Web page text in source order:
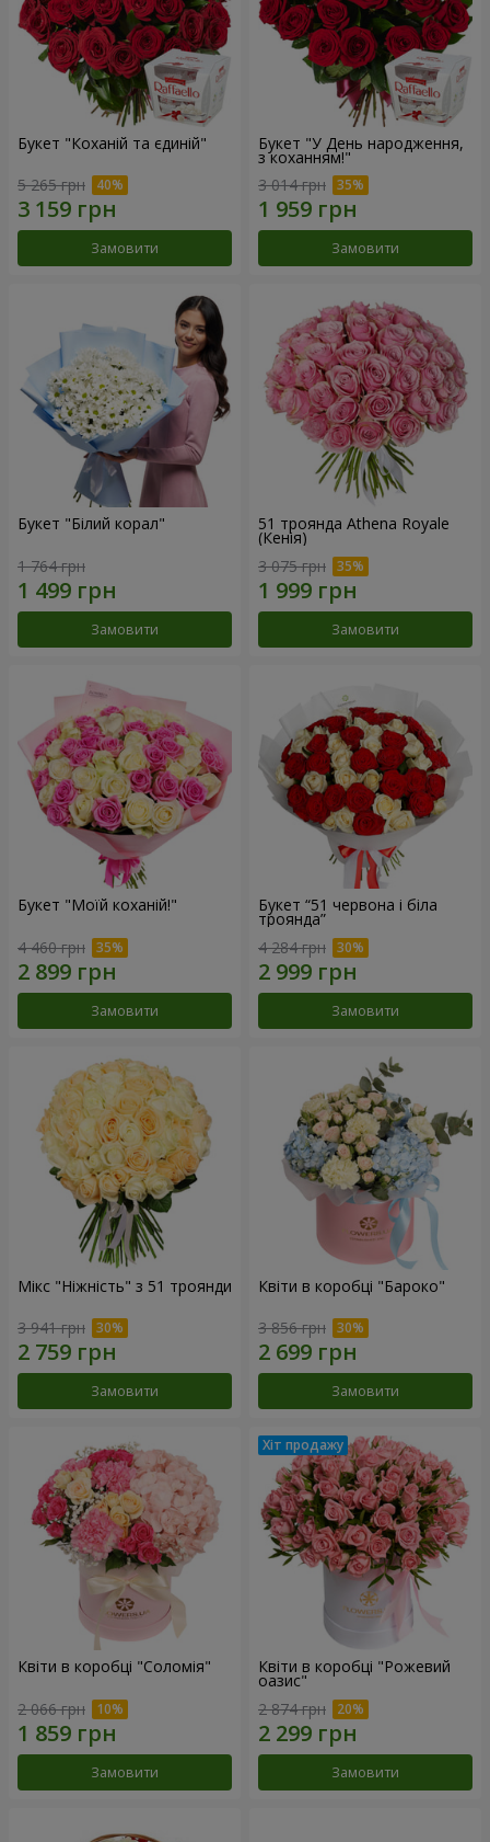
Букет "Коханій та єдиній"
5 265 грн
Замовити
Букет "У День народження,
з коханням!"
3 014 грн
Замовити
Букет "Білий корал"
1 764 грн
Замовити
51 троянда Athena Royale
(Кенія)
3 075 грн
Замовити
Букет "Моїй коханій!"
4 460 грн
Замовити
Букет “51 червона і біла
троянда”
4 284 грн
Замовити
Мікс "Ніжність" з 51 троянди
3 941 грн
Замовити
Квіти в коробці "Бароко"
3 856 грн
Замовити
Квіти в коробці "Соломія"
2 066 грн
Замовити
Квіти в коробці "Рожевий
оазис"
2 874 грн
Замовити